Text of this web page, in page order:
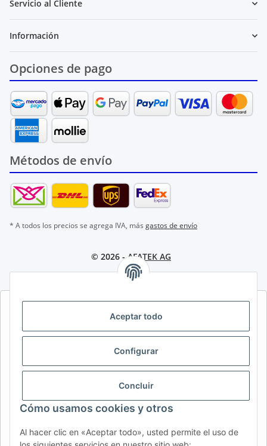
Aceptar todo
Configurar
Concluir
Cómo usamos cookies y otros
Al hacer clic en «Aceptar todo», usted permite el uso de
Servicio al Cliente
Información
Opciones de pago
Métodos de envío
* A todos los precios se agrega IVA, más gastos de envío
© 2026 -AFATEK AG
SELECT REGION & LANGUAGE | CHOISIR LA RÉGION ET LA
LANGUE
CH (DE)
CH (IT) BE (NL) BE (FR) NL
UK NZ USA
SE FI CZ HU SK